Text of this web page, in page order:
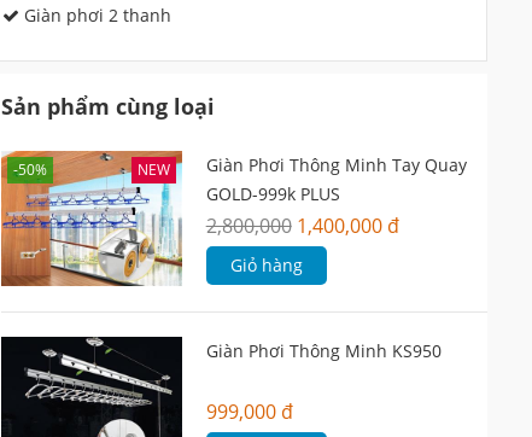
Giàn phơi 2 thanh
Sản phẩm cùng loại
NEW
-50%
Giàn Phơi Thông Minh Tay Quay
GOLD-999k PLUS
2,800,0001,400,000 đ
Giỏ hàng
Giàn Phơi Thông Minh KS950
999,000 đ